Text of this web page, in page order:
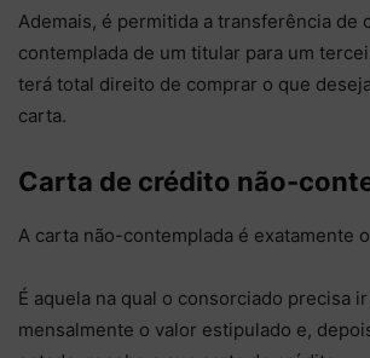
Ademais, é permitida a transferência de
contemplada de um titular para um
terá total direito de comprar o que
carta.
Carta de crédito não-
A carta não-contemplada é exatamente
É aquela na qual o consorciado precisa
mensalmente o valor estipulado e,